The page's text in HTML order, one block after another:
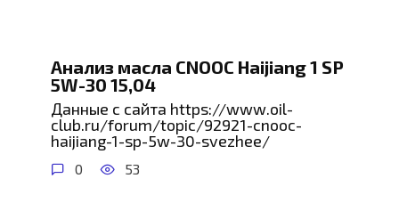
Анализ масла CNOOC Haijiang 1 SP
5W-30 15,04
Данные с сайта https://www.oil-
club.ru/forum/topic/92921-cnooc-
haijiang-1-sp-5w-30-svezhee/
0 53